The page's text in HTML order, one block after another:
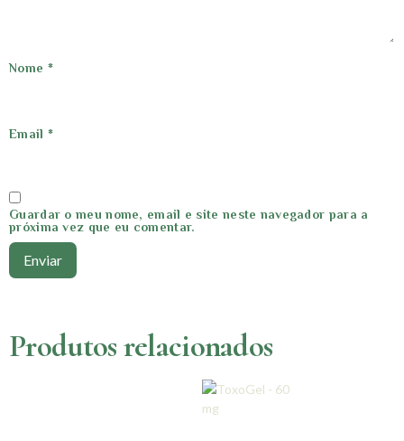
Nome *
Email *
Guardar o meu nome, email e site neste navegador para a
próxima vez que eu comentar.
Produtos relacionados